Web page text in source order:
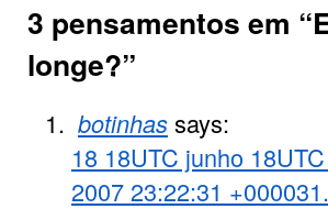
3 pensamentos em “
longe?”
botinhassays:
18 18UTC junho
2007 23:22:31 +000031.